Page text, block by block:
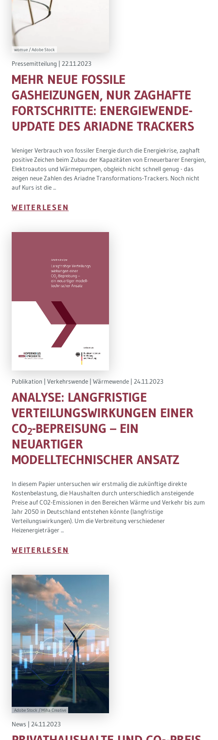
womue / Adobe Stock
Pressemitteilung | 22.11.2023
MEHR NEUE FOSSILE
GASHEIZUNGEN, NUR ZAGHAFTE
FORTSCHRITTE: ENERGIEWENDE-
UPDATE DES ARIADNE TRACKERS
Weniger Verbrauch von fossiler Energie durch die Energiekrise, zaghaft
positive Zeichen beim Zubau der Kapazitäten von Erneuerbarer Energien,
Elektroautos und Wärmepumpen, obgleich nicht schnell genug - das
zeigen neue Zahlen des Ariadne Transformations-Trackers. Noch nicht
auf Kurs ist die ...
WEITERLESEN
Publikation | Verkehrswende | Wärmewende | 24.11.2023
ANALYSE: LANGFRISTIGE
VERTEILUNGSWIRKUNGEN EINER
CO2-BEPREISUNG – EIN
NEUARTIGER
MODELLTECHNISCHER ANSATZ
In diesem Papier untersuchen wir erstmalig die zukünftige direkte
Kostenbelastung, die Haushalten durch unterschiedlich ansteigende
Preise auf CO2-Emissionen in den Bereichen Wärme und Verkehr bis zum
Jahr 2050 in Deutschland entstehen könnte (langfristige
Verteilungswirkungen). Um die Verbreitung verschiedener
Heizenergieträger ...
WEITERLESEN
Adobe Stock / Miha Creative
News | 24.11.2023
Governance
Europa & Green Deal
Themen Übersicht
Soziales Nachhaltigkeitsbarometer